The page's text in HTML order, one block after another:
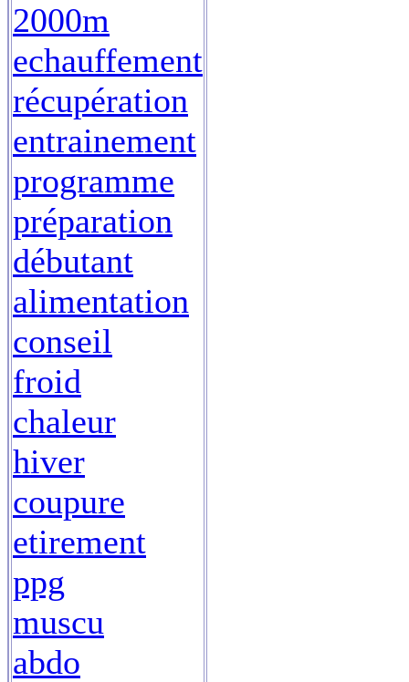
2000m
echauffement
récupération
entrainement
programme
préparation
débutant
alimentation
conseil
froid
chaleur
hiver
coupure
etirement
ppg
muscu
abdo